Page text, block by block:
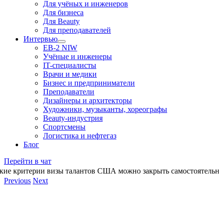
Для учёных и инженеров
Для бизнеса
Для Beauty
Для преподавателей
Интервью
EB-2 NIW
Учёные и инженеры
IT-специалисты
Врачи и медики
Бизнес и предприниматели
Преподаватели
Дизайнеры и архитекторы
Художники, музыканты, хореографы
Beauty-индустрия
Спортсмены
Логистика и нефтегаз
Блог
Перейти в чат
критерии визы талантов США можно закрыть
Previous Next